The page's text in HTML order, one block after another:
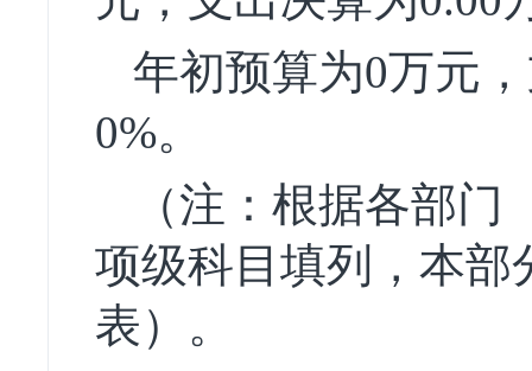
年初预算为0万元
0%。
（注：根据各部
项级科目填列，本部
表）。